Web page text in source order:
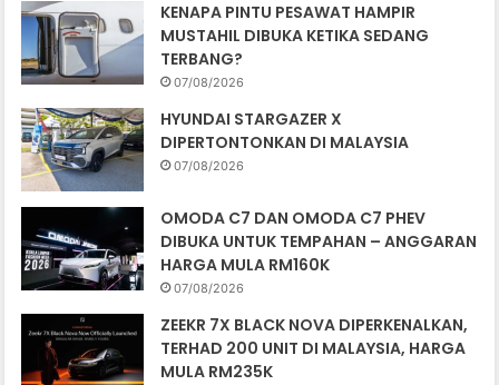
KENAPA PINTU PESAWAT HAMPIR
MUSTAHIL DIBUKA KETIKA SEDANG
TERBANG?
07/08/2026
HYUNDAI STARGAZER X
DIPERTONTONKAN DI MALAYSIA
07/08/2026
OMODA C7 DAN OMODA C7 PHEV
DIBUKA UNTUK TEMPAHAN – ANGGARAN
HARGA MULA RM160K
07/08/2026
ZEEKR 7X BLACK NOVA DIPERKENALKAN,
TERHAD 200 UNIT DI MALAYSIA, HARGA
MULA RM235K